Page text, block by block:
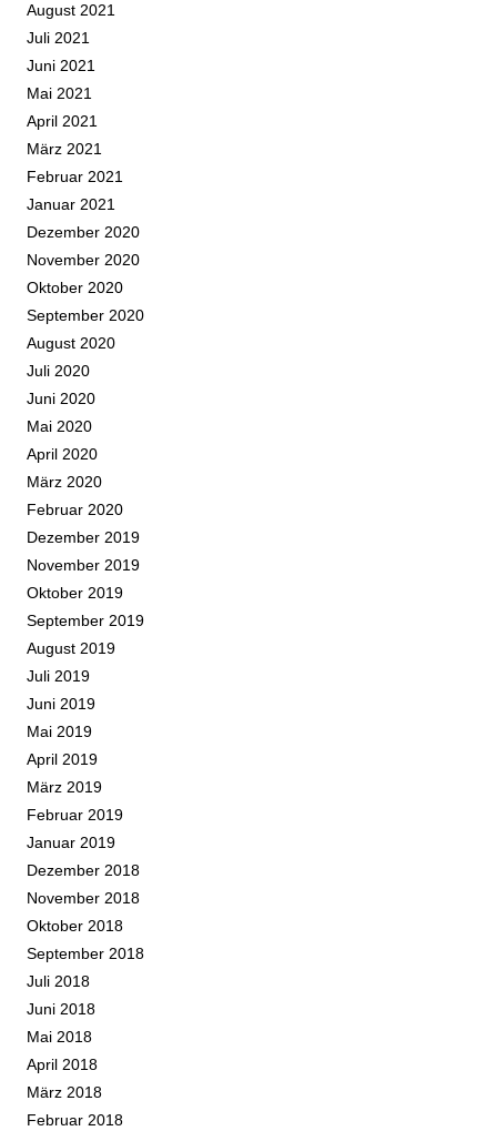
August 2021
Juli 2021
Juni 2021
Mai 2021
April 2021
März 2021
Februar 2021
Januar 2021
Dezember 2020
November 2020
Oktober 2020
September 2020
August 2020
Juli 2020
Juni 2020
Mai 2020
April 2020
März 2020
Februar 2020
Dezember 2019
November 2019
Oktober 2019
September 2019
August 2019
Juli 2019
Juni 2019
Mai 2019
April 2019
März 2019
Februar 2019
Januar 2019
Dezember 2018
November 2018
Oktober 2018
September 2018
Juli 2018
Juni 2018
Mai 2018
April 2018
März 2018
Februar 2018